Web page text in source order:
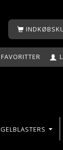
FAVORITTER
GELBLASTERS